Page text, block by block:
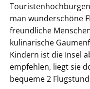
man wunderschöne
freundliche
kulinarische
Kindern ist die Insel
empfehlen, liegt sie
bequeme 2